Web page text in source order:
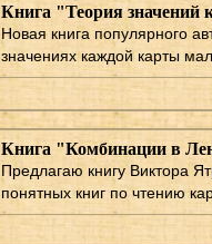
Книга "Теория значений
Новая книга популярного
значениях каждой карты
Книга "Комбинации в
Предлагаю книгу Виктора
понятных книг по чтению